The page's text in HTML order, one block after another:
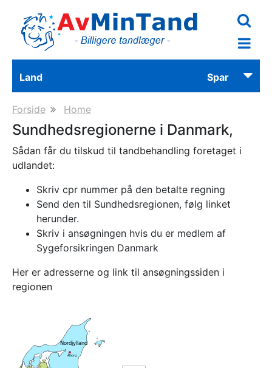
Skip
to
main
content
Land
Spar
Forside Home
Sundhedsregionerne i Danmark,
Sådan får du tilskud til tandbehandling foretaget i
udlandet:
Skriv cpr nummer på den betalte regning
Send den til Sundhedsregionen, følg linket
herunder.
Skriv i ansøgningen hvis du er medlem af
Sygeforsikringen Danmark
Her er adresserne og link til ansøgningssiden i
regionen